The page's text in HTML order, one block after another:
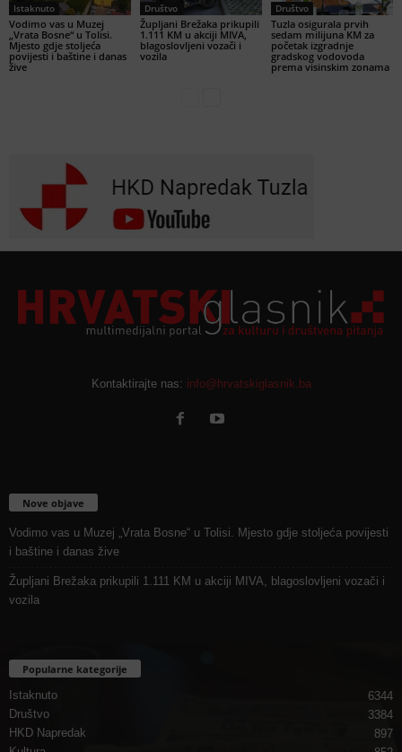
Istaknuto
Vodimo vas u Muzej
„Vrata Bosne“ u Tolisi.
Mjesto gdje stoljeća
povijesti i baštine i danas
žive
Društvo
Župljani Brežaka prikupili
1.111 KM u akciji MIVA,
blagoslovljeni vozači i
vozila
Društvo
Tuzla osigurala prvih
sedam milijuna KM za
početak izgradnje
gradskog vodovoda
prema visinskim zonama
Kontaktirajte nas: info@hrvatskiglasnik.ba
Nove objave
Vodimo vas u Muzej „Vrata Bosne“ u Tolisi. Mjesto gdje stoljeća povijesti
i baštine i danas žive
Župljani Brežaka prikupili 1.111 KM u akciji MIVA, blagoslovljeni vozači i
vozila
Popularne kategorije
Istaknuto
6344
Društvo
3384
HKD Napredak
897